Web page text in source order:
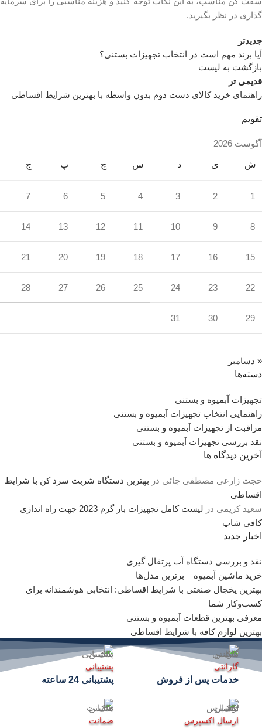
گذاری در نظر بگیرید.
جدیدتر
آیا برند مهم است در انتخاب تجهیزات بستنی؟
بازگشت به لیست
قدیمی تر
راهنمای خرید کالای دست دوم بدون واسطه با بهترین شرایط اقساطی
تقویم
آگوست 2026
ش ی د س چ پ ج
1
2
3
4
5
6
7
8
9
10
11
12
13
14
15
16
17
18
19
20
21
22
23
24
25
26
27
28
29
30
31
« دسامبر
دسته‌ها
تجهیزات آبمیوه و بستنی
راهنمایی انتخاب تجهیزات آبمیوه و بستنی
مراقبت از تجهیزات آبمیوه و بستنی
نقد بررسی تجهیزات آبمیوه و بستنی
آخرین دیدگاه ها
حجت زارعی مصطفی چائی در بهترین دستگاه شربت سرد کن با شرایط
اقساطی
سعید کریمی در
لیست کامل تجهیزات بار گرم 2023 جهت راه اندازی
کافی شاپ
اخبار جدید
نقد و بررسی دستگاه آب پرتقال گیری
خرید ماشین آبمیوه – برترین مدل‌ها
بهترین یخچال صنعتی با شرایط اقساطی: انتخابی هوشمندانه برای
کسب‌وکار شما
معرفی بهترین قطعات آبمیوه و بستنی
بهترین لوازم کافه با شرایط اقساطی
گارانتی
خدمات پس از فروش
پشتیبانی
پشتیبانی 24 ساعته
ارسال اکسپرس ضمانت